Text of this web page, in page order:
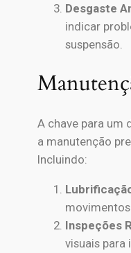
Desgaste
indicar
suspensão.
A chave para um
a manutenção
Incluindo:
movimentos
Inspeções
visuais para